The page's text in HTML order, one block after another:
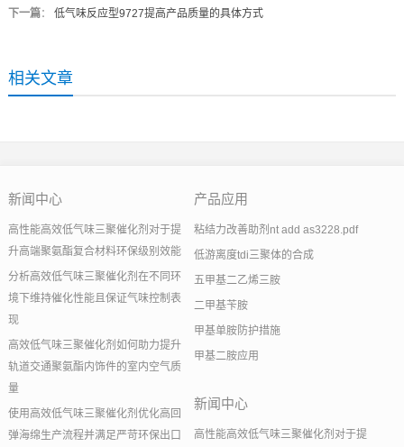
下一篇： 低气味反应型9727提高产品质量的具体方式
相关文章
新闻中心
高性能高效低气味三聚催化剂对于提
升高端聚氨酯复合材料环保级别效能
分析高效低气味三聚催化剂在不同环
境下维持催化性能且保证气味控制表
现
高效低气味三聚催化剂如何助力提升
轨道交通聚氨酯内饰件的室内空气质
量
使用高效低气味三聚催化剂优化高回
弹海绵生产流程并满足严苛环保出口
产品应用
粘结力改善助剂nt add as3228.pdf
低游离度tdi三聚体的合成
五甲基二乙烯三胺
二甲基苄胺
甲基单胺防护措施
甲基二胺应用
新闻中心
高性能高效低气味三聚催化剂对于提